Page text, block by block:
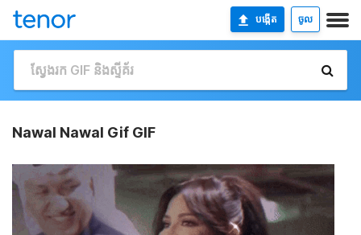
បង្កើត ចូល
Nawal Nawal Gif GIF